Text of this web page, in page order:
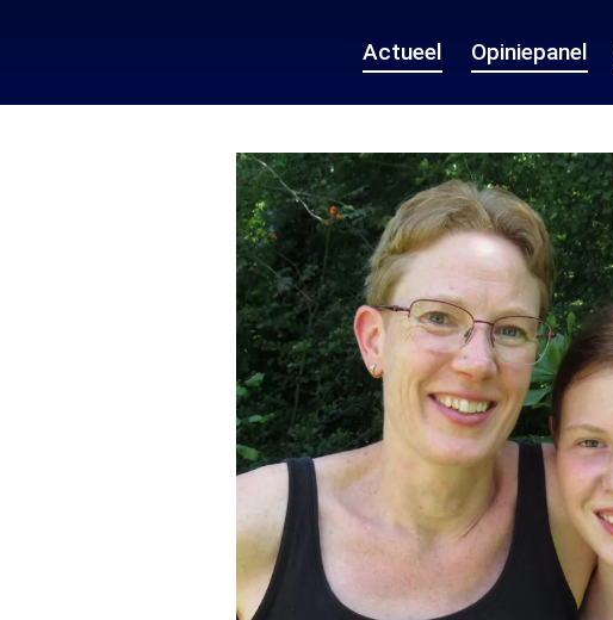
Actueel Opiniepanel